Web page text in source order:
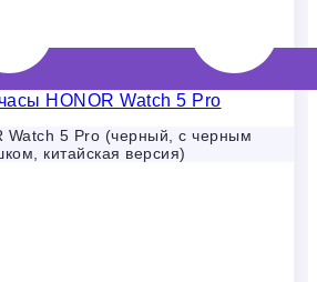
Watch 5 Pro (черный, с черным
китайская версия)